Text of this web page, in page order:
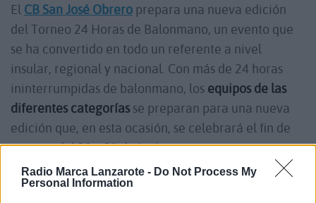
Radio Marca Lanzarote - Do Not Process My
Personal Information
El CB San José Obrero prepara una nueva edición
del Torneo 24 Horas de Balonmano, un evento que
se ha convertido en todo un referente a nivel
insular, regional y nacional. Con más de 24 horas
ininterrumpidas de balonmano, los equipos de las
diferentes categorías se preparan para una nueva
edición que, en esta ocasión, se celebrará el fin de
semana del 20 y 21 de junio.